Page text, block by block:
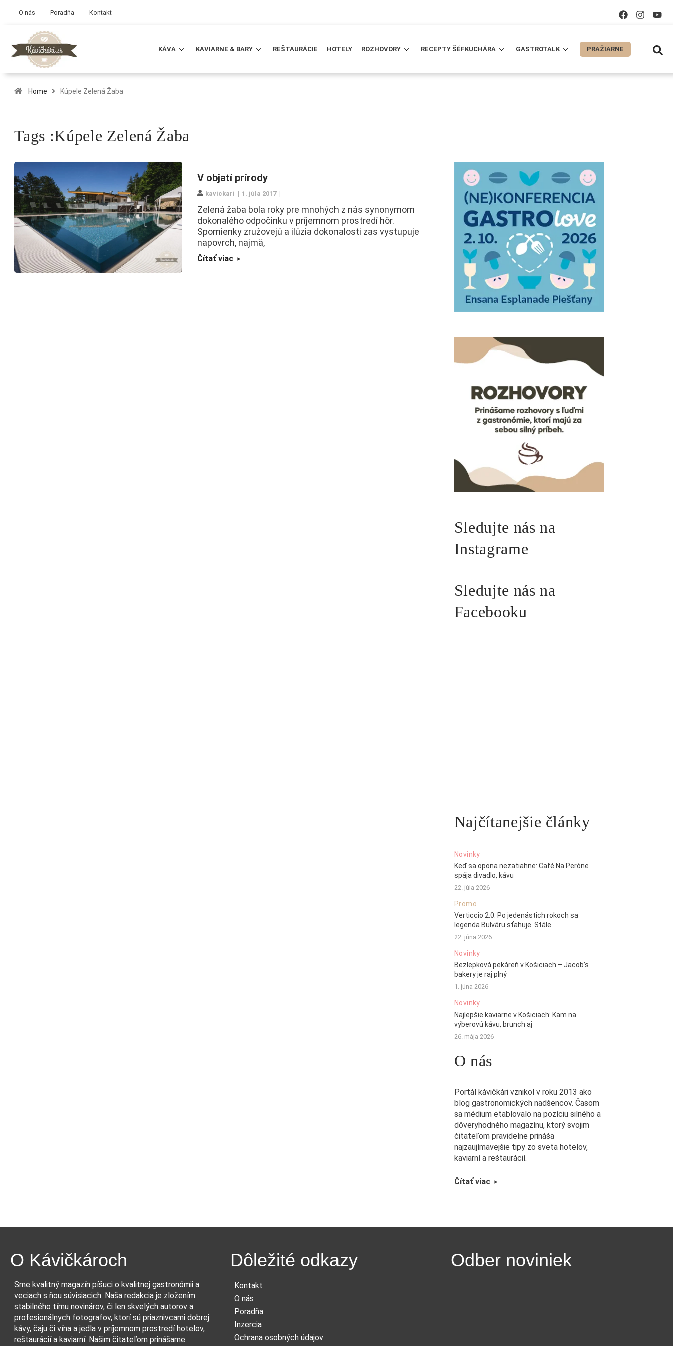
O nás Poradňa Kontakt
KÁVA KAVIARNE & BARY REŠTAURÁCIE HOTELY ROZHOVORY RECEPTY ŠÉFKUCHÁRA GASTROTALK PRAŽIARNE
Home Kúpele Zelená Žaba
Tags :Kúpele Zelená Žaba
V objatí prírody
kavickari 1. júla 2017
Zelená žaba bola roky pre mnohých z nás synonymom
dokonalého odpočinku v príjemnom prostredí hôr.
Spomienky zružovejú a ilúzia dokonalosti zas vystupuje
napovrch, najmä,
Čítať viac
Sledujte nás na
Instagrame
Sledujte nás na
Facebooku
Najčítanejšie články
Novinky
Keď sa opona nezatiahne: Café Na Peróne
spája divadlo, kávu
22. júla 2026
Promo
Verticcio 2.0: Po jedenástich rokoch sa
legenda Bulváru sťahuje. Stále
22. júna 2026
Novinky
Bezlepková pekáreň v Košiciach – Jacob’s
bakery je raj plný
1. júna 2026
Novinky
Najlepšie kaviarne v Košiciach: Kam na
výberovú kávu, brunch aj
26. mája 2026
O nás
Portál kávičkári vznikol v roku 2013 ako
blog gastronomických nadšencov. Časom
sa médium etablovalo na pozíciu silného a
dôveryhodného magazínu, ktorý svojim
čitateľom pravidelne prináša
najzaujímavejšie tipy zo sveta hotelov,
kaviarní a reštaurácií.
Čítať viac
O Kávičkároch
Sme kvalitný magazín píšuci o kvalitnej gastronómii a
veciach s ňou súvisiacich. Naša redakcia je zložením
stabilného tímu novinárov, či len skvelých autorov a
profesionálnych fotografov, ktorí sú priaznivcami dobrej
kávy, čaju či vína a jedla v príjemnom prostredí hotelov,
reštaurácií a kaviarní. Našim čitateľom prinášame
Dôležité odkazy
Kontakt
O nás
Poradňa
Inzercia
Ochrana osobných údajov
Odber noviniek